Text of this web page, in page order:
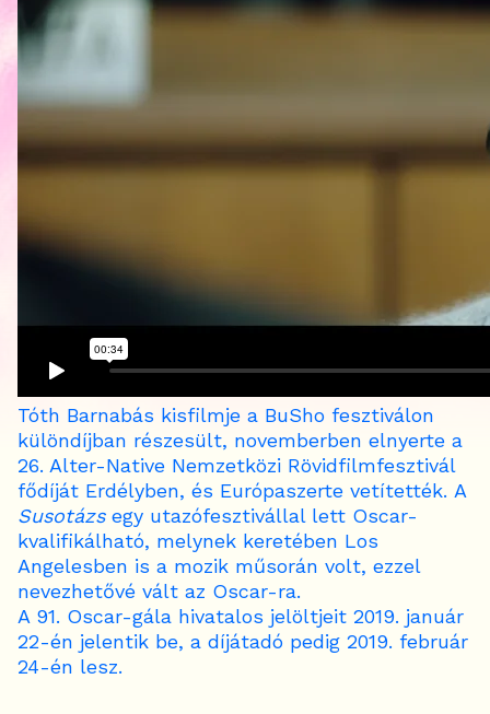
Tóth Barnabás kisfilmje a BuSho fesztiválon
különdíjban részesült, novemberben elnyerte a
26. Alter-Native Nemzetközi Rövidfilmfesztivál
fődíját Erdélyben, és Európaszerte vetítették. A
Susotázs egy utazófesztivállal lett Oscar-
kvalifikálható, melynek keretében Los
Angelesben is a mozik műsorán volt, ezzel
nevezhetővé vált az Oscar-ra.
A 91. Oscar-gála hivatalos jelöltjeit 2019. január
22-én jelentik be, a díjátadó pedig 2019. február
24-én lesz.